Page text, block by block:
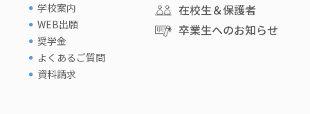
学校案内
WEB出願
奨学金
よくあるご質問
資料請求
在校生＆保護者
卒業生へのお知らせ